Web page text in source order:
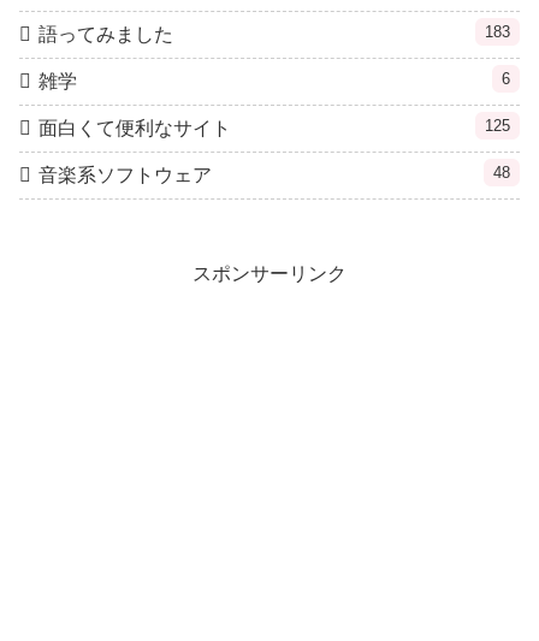
語ってみました 183
雑学 6
面白くて便利なサイト 125
音楽系ソフトウェア 48
スポンサーリンク